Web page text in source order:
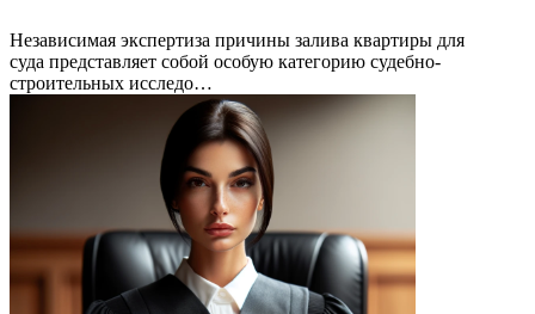
Независимая экспертиза причины залива квартиры для
суда представляет собой особую категорию судебно-
строительных исследо…